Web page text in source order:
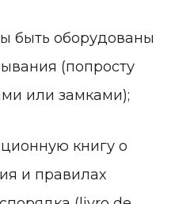
быть оборудованы
(попросту
или замками);
книгу о
и правилах